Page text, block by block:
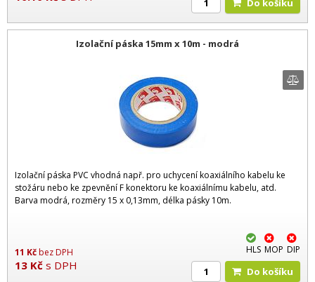
Do košíku
Izolační páska 15mm x 10m - modrá
Izolační páska PVC vhodná např. pro uchycení koaxiálního kabelu ke
stožáru nebo ke zpevnění F konektoru ke koaxiálnímu kabelu, atd.
Barva modrá, rozměry 15 x 0,13mm, délka pásky 10m.
11 Kčbez DPH
13 Kč s DPH
HLS MOP DIP
Do košíku